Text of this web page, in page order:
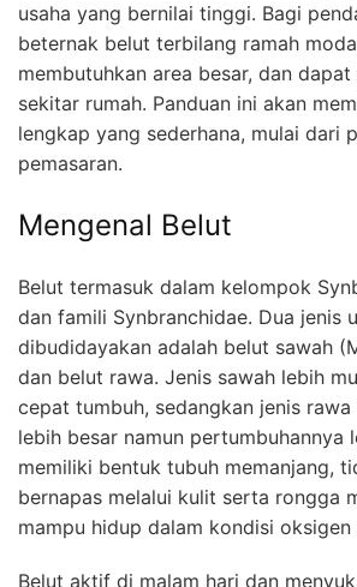
usaha yang bernilai tinggi. Bagi
beternak belut terbilang ramah
membutuhkan area besar, dan
sekitar rumah. Panduan ini akan
lengkap yang sederhana, mulai dari
pemasaran.
Mengenal Belut
Belut termasuk dalam kelompok
dan famili Synbranchidae. Dua jenis
dibudidayakan adalah belut sawah
dan belut rawa. Jenis sawah lebih
cepat tumbuh, sedangkan jenis
lebih besar namun pertumbuhannya
memiliki bentuk tubuh memanjang,
bernapas melalui kulit serta rongga
mampu hidup dalam kondisi oksigen
Belut aktif di malam hari dan